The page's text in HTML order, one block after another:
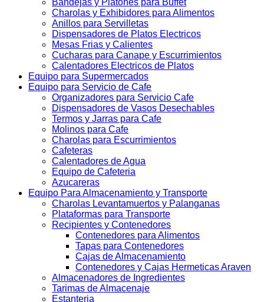
Bandejas y Platones para Buffet
Charolas y Exhibidores para Alimentos
Anillos para Servilletas
Dispensadores de Platos Electricos
Mesas Frias y Calientes
Cucharas para Canape y Escurrimientos
Calentadores Electricos de Platos
Equipo para Supermercados
Equipo para Servicio de Cafe
Organizadores para Servicio Cafe
Dispensadores de Vasos Desechables
Termos y Jarras para Cafe
Molinos para Cafe
Charolas para Escurrimientos
Cafeteras
Calentadores de Agua
Equipo de Cafeteria
Azucareras
Equipo Para Almacenamiento y Transporte
Charolas Levantamuertos y Palanganas
Plataformas para Transporte
Recipientes y Contenedores
Contenedores para Alimentos
Tapas para Contenedores
Cajas de Almacenamiento
Contenedores y Cajas Hermeticas Araven
Almacenadores de Ingredientes
Tarimas de Almacenaje
Estanteria